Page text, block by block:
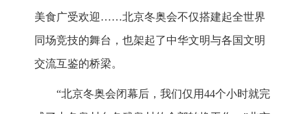
美食广受欢迎……北京冬奥会不仅搭建起全世界
同场竞技的舞台，也架起了中华文明与各国文明
交流互鉴的桥梁。
“北京冬奥会闭幕后，我们仅用44个小时就完